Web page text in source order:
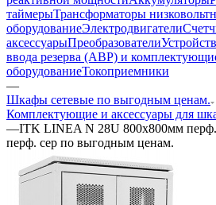
таймерыТрансформаторы
оборудованиеЭлектродвигатели
аксессуарыПреобразователи
ввода резерва (АВР) и
оборудованиеТокоприемники
—
Шкафы сетевые по выгодным ценам.
Комплектующие и аксессуары для
—ITK LINEA N 28U 800х800мм перф.
перф. сер по выгодным ценам.